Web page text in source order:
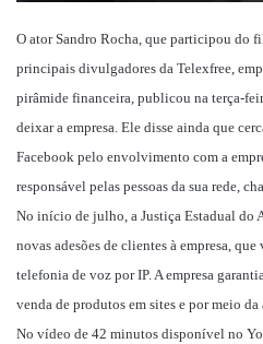
O ator Sandro Rocha, que participou do
principais divulgadores da Telexfree,
pirâmide financeira, publicou na terça-
deixar a empresa. Ele disse ainda que
Facebook pelo envolvimento com a
responsável pelas pessoas da sua rede,
No início de julho, a Justiça Estadual do
novas adesões de clientes à empresa,
telefonia de voz por IP. A empresa
venda de produtos em sites e por meio da
No vídeo de 42 minutos disponível no